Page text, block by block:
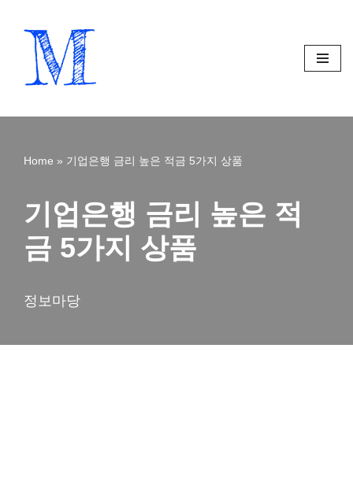
Skip
Home » 기업은행 금리 높은 적금 5가지 상품
기업은행 금리 높은 적
금 5가지 상품
정보마당